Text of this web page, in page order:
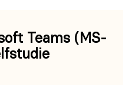
Teams (MS-